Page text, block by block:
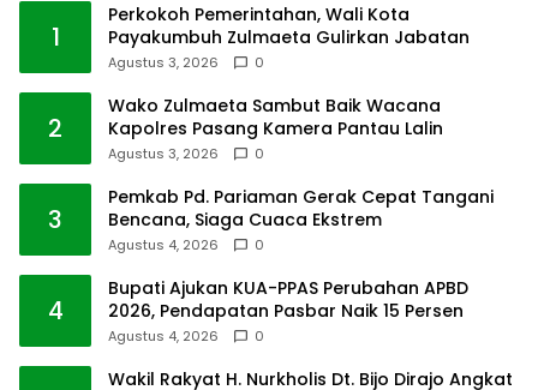
1
Perkokoh Pemerintahan, Wali Kota
Payakumbuh Zulmaeta Gulirkan Jabatan
Agustus 3, 2026 0
2
Wako Zulmaeta Sambut Baik Wacana
Kapolres Pasang Kamera Pantau Lalin
Agustus 3, 2026 0
3
Pemkab Pd. Pariaman Gerak Cepat Tangani
Bencana, Siaga Cuaca Ekstrem
Agustus 4, 2026 0
4
Bupati Ajukan KUA-PPAS Perubahan APBD
2026, Pendapatan Pasbar Naik 15 Persen
Agustus 4, 2026 0
Wakil Rakyat H. Nurkholis Dt. Bijo Dirajo Angkat